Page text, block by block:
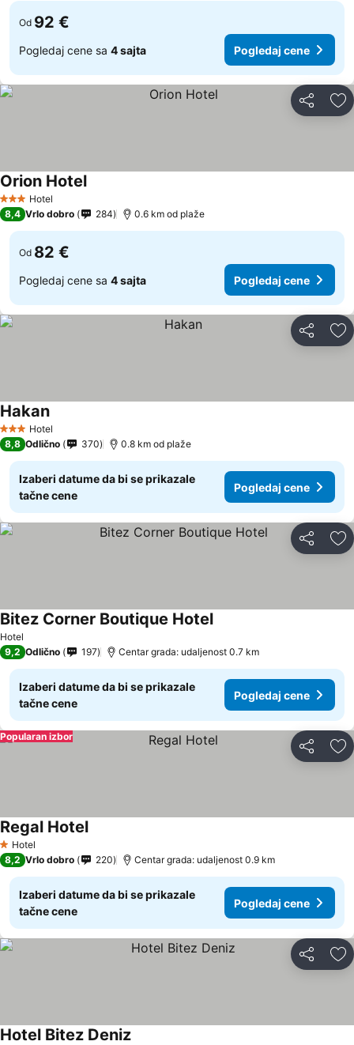
Od 92 €
Pogledaj cene sa 4 sajta Pogledaj cene
Deli
3 Zvezdice
Hotel
Orion Hotel
8,4 Vrlo dobro 284 0.6 km od plaže
Od 82 €
Pogledaj cene sa 4 sajta Pogledaj cene
Deli
3 Zvezdice
Hotel
Hakan
8,8 Odlično 370 0.8 km od plaže
Izaberi datume da bi se prikazale
tačne cene
Pogledaj cene
Deli
Hotel
Bitez Corner Boutique Hotel
9,2 Odlično 197 Centar grada: udaljenost 0.7 km
Izaberi datume da bi se prikazale
tačne cene
Pogledaj cene
Deli
Popularan izbor
1 Zvezdice
Hotel
Regal Hotel
8,2 Vrlo dobro 220 Centar grada: udaljenost 0.9 km
Izaberi datume da bi se prikazale
tačne cene
Pogledaj cene
Deli
Hotel Bitez Deniz